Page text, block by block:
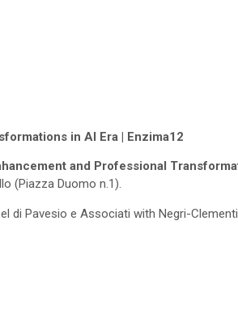
in AI Era | Enzima12
and Professional
(Piazza Duomo n.1).
di Pavesio e Associati with Negri-